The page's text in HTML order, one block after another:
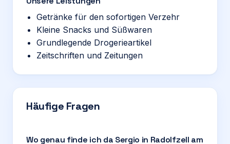
Getränke für den sofortigen Verzehr
Kleine Snacks und Süßwaren
Grundlegende Drogerieartikel
Zeitschriften und Zeitungen
Häufige Fragen
Wo genau finde ich da Sergio in Radolfzell am